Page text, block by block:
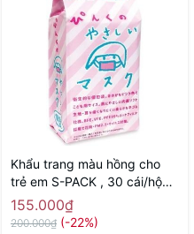
Khẩu trang màu hồng cho
trẻ em S-PACK , 30 cái/hộp -
Hàng Nhật nội địa
155.000₫
200.000₫ (-22%)